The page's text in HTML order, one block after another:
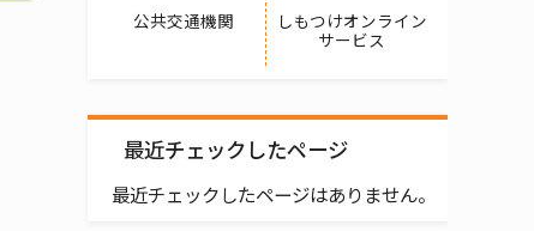
公共交通機関
しもつけオンライン
サービス
最近チェックしたページ
最近チェックしたページはありません。